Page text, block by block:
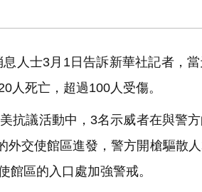
人士3月1日告訴新華社記者，
人死亡，超過100人受傷。
抗議活動中，3名示威者在與警
交使館區進發，警方開槍驅散
館區的入口處加強警戒。